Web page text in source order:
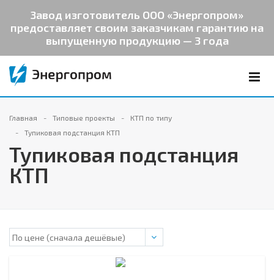
Завод изготовитель ООО «Энергопром»
предоставляет своим заказчикам гарантию на
выпущенную продукцию — 3 года
Главная Типовые проекты
КТП по типу
Тупиковая подстанция КТП
Тупиковая подстанция
КТП